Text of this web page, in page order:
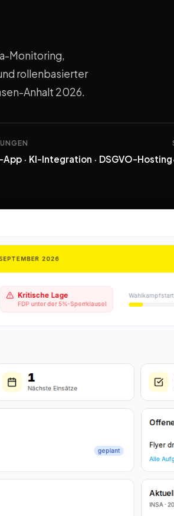
Monitoring,
rollenbasierter
Anhalt 2026.
· KI-Integration · DSGVO-Hosting